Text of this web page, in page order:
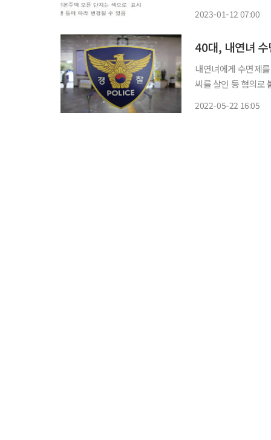
2023-01-12 07:00
40대, 내연녀
내연녀에게 수면제를 먹인 뒤 살
씨를 살인 등 혐의로 붙잡아 조사 중
2022-05-22 16:05